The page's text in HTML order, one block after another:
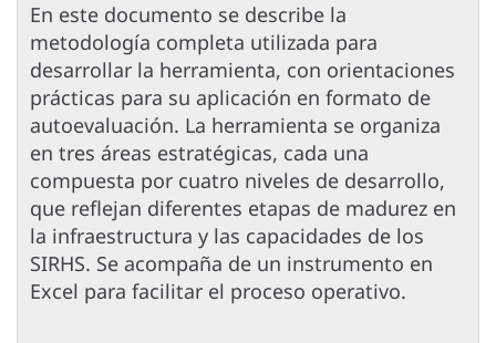
En este documento se describe la
metodología completa utilizada para
desarrollar la herramienta, con orientaciones
prácticas para su aplicación en formato de
autoevaluación. La herramienta se organiza
en tres áreas estratégicas, cada una
compuesta por cuatro niveles de desarrollo,
que reflejan diferentes etapas de madurez en
la infraestructura y las capacidades de los
SIRHS. Se acompaña de un instrumento en
Excel para facilitar el proceso operativo.